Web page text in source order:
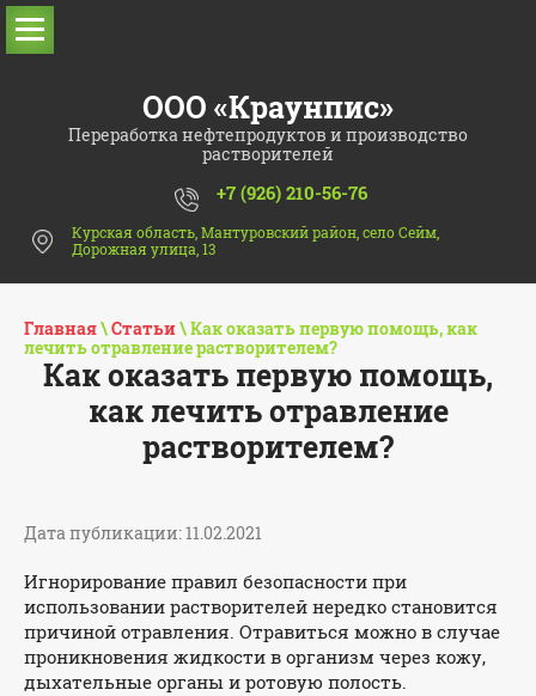
ООО «Краунпис»
Переработка нефтепродуктов и производство
растворителей
+7 (926) 210-56-76
Курская область, Мантуровский район, село Сейм,
Дорожная улица, 13
Главная\Статьи\ Как оказать первую помощь, как
лечить отравление растворителем?
Как оказать первую помощь,
как лечить отравление
растворителем?
Дата публикации: 11.02.2021
Игнорирование правил безопасности при
использовании растворителей нередко становится
причиной отравления. Отравиться можно в случае
проникновения жидкости в организм через кожу,
дыхательные органы и ротовую полость.